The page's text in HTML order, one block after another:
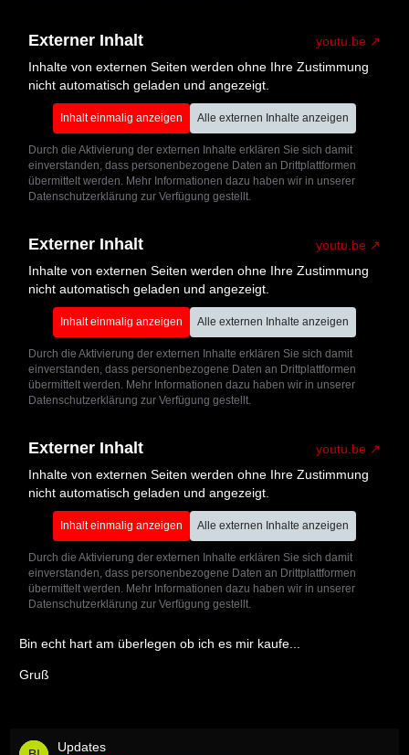
Externer Inhalt
youtu.be
Inhalte von externen Seiten werden ohne Ihre Zustimmung
nicht automatisch geladen und angezeigt.
Inhalt einmalig anzeigen Alle externen Inhalte anzeigen
Durch die Aktivierung der externen Inhalte erklären Sie sich damit
einverstanden, dass personenbezogene Daten an Drittplattformen
übermittelt werden. Mehr Informationen dazu haben wir in unserer
Datenschutzerklärung zur Verfügung gestellt.
Externer Inhalt
youtu.be
Inhalte von externen Seiten werden ohne Ihre Zustimmung
nicht automatisch geladen und angezeigt.
Inhalt einmalig anzeigen Alle externen Inhalte anzeigen
Durch die Aktivierung der externen Inhalte erklären Sie sich damit
einverstanden, dass personenbezogene Daten an Drittplattformen
übermittelt werden. Mehr Informationen dazu haben wir in unserer
Datenschutzerklärung zur Verfügung gestellt.
Externer Inhalt
youtu.be
Inhalte von externen Seiten werden ohne Ihre Zustimmung
nicht automatisch geladen und angezeigt.
Inhalt einmalig anzeigen Alle externen Inhalte anzeigen
Durch die Aktivierung der externen Inhalte erklären Sie sich damit
einverstanden, dass personenbezogene Daten an Drittplattformen
übermittelt werden. Mehr Informationen dazu haben wir in unserer
Datenschutzerklärung zur Verfügung gestellt.
Bin echt hart am überlegen ob ich es mir kaufe...
Gruß
Updates